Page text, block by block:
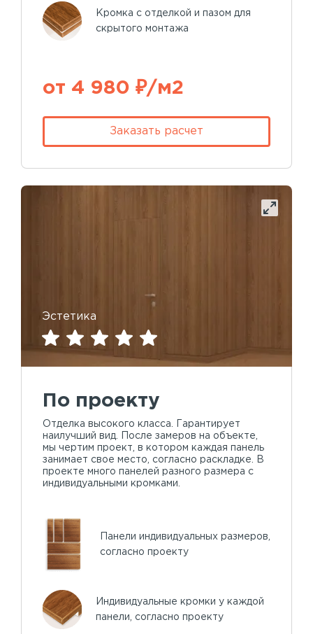
Кромка с отделкой и пазом для
скрытого монтажа
от 4 980 ₽/м2
Заказать расчет
Эстетика
По проекту
Отделка высокого класса. Гарантирует
наилучший вид. После замеров на объекте,
мы чертим проект, в котором каждая панель
занимает свое место, согласно раскладке. В
проекте много панелей разного размера с
индивидуальными кромками.
Панели индивидуальных размеров,
согласно проекту
Индивидуальные кромки у каждой
панели, согласно проекту